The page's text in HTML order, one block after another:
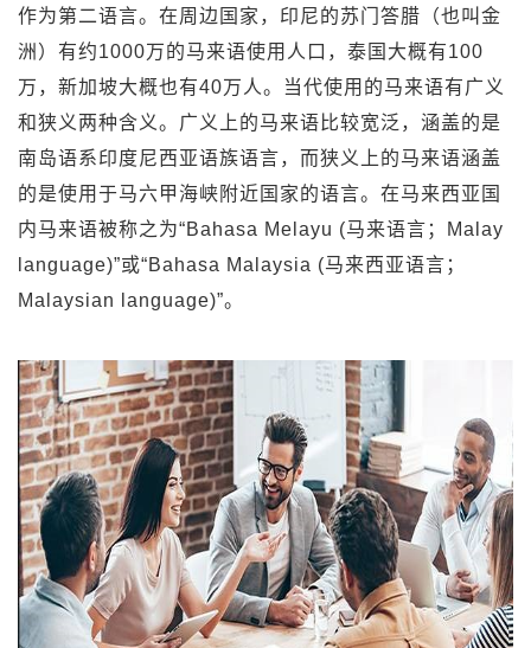
作为第二语言。在周边国家，印尼的苏门答腊（也叫金
洲）有约1000万的马来语使用人口，泰国大概有100
万，新加坡大概也有40万人。当代使用的马来语有广义
和狭义两种含义。广义上的马来语比较宽泛，涵盖的是
南岛语系印度尼西亚语族语言，而狭义上的马来语涵盖
的是使用于马六甲海峡附近国家的语言。在马来西亚国
内马来语被称之为“Bahasa Melayu (马来语言；Malay
language)”或“Bahasa Malaysia (马来西亚语言；
Malaysian language)”。